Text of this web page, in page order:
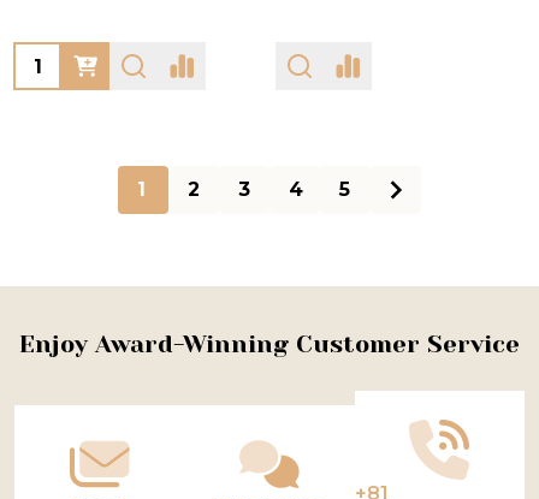
Quantity:
1 2 3 4 5
Footer
Enjoy Award-Winning Customer Service
+81